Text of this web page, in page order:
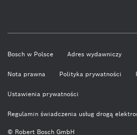
© Robert Bosch GmbH
Bosch w Polsce Adres wydawniczy
Nota prawna Polityka prywatności
Ustawienia prywatności
Regulamin świadczenia usług drogą